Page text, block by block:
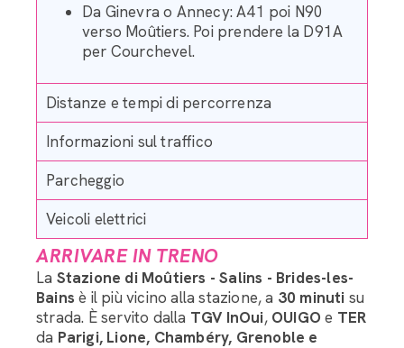
Da Ginevra o Annecy: A41 poi N90
verso Moûtiers. Poi prendere la D91A
per Courchevel.
Distanze e tempi di percorrenza
Informazioni sul traffico
Parcheggio
Veicoli elettrici
ARRIVARE IN TRENO
La Stazione di Moûtiers - Salins - Brides-les-
Bains è il più vicino alla stazione, a 30 minuti su
strada. È servito dalla TGV InOui, OUIGO e TER
da Parigi, Lione, Chambéry, Grenoble e